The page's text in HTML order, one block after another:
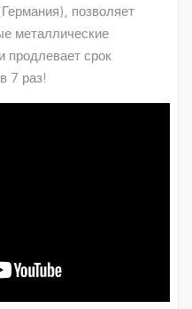
позволяет
металлические
продлевает срок
7 раз!